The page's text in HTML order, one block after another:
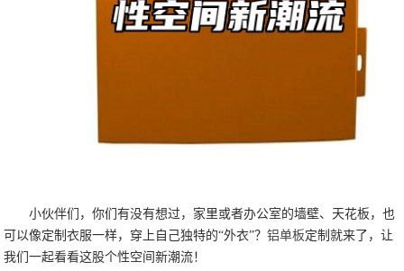
小伙伴们，你们有没有想过，家里或者办公室的墙壁、天花板，也
可以像定制衣服一样，穿上自己独特的“外衣”？铝单板定制就来了，让
我们一起看看这股个性空间新潮流！